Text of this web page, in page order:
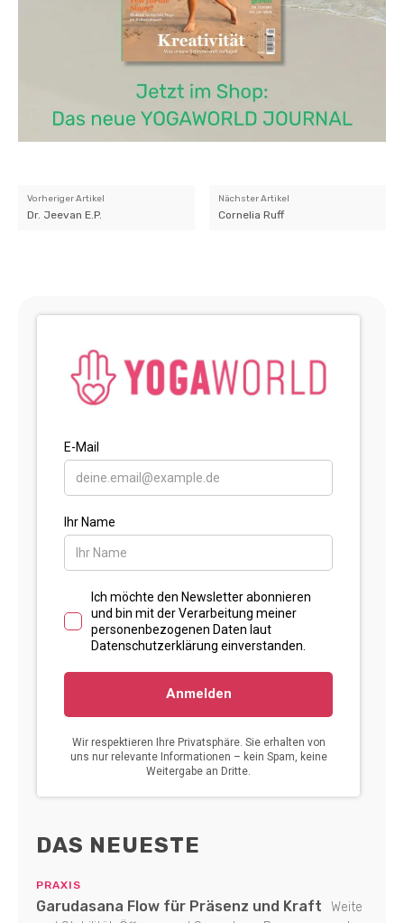
Vorheriger Artikel
Dr. Jeevan E.P.
Nächster Artikel
Cornelia Ruff
DAS NEUESTE
PRAXIS
Garudasana Flow für Präsenz und Kraft
Weite